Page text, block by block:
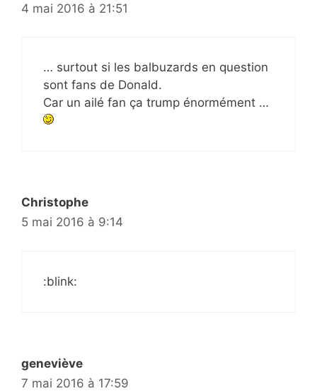
4 mai 2016 à 21:51
… surtout si les balbuzards en question
sont fans de Donald.
Car un ailé fan ça trump énormément …
Christophe
5 mai 2016 à 9:14
:blink:
geneviève
7 mai 2016 à 17:59